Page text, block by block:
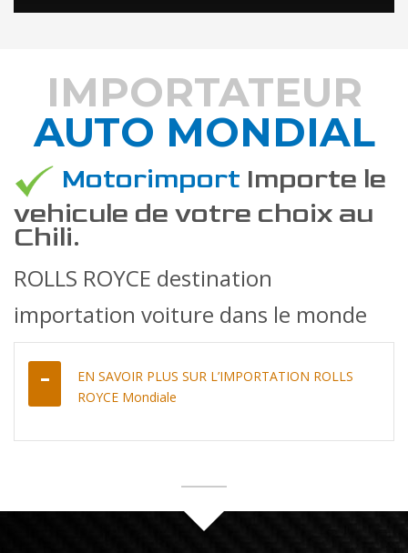
DÉCOUVREZ COMMENT
IMPORTATEUR
AUTO MONDIAL
Motorimport Importe le
vehicule de votre choix au
Chili.
ROLLS ROYCE destination
importation voiture dans le monde
EN SAVOIR PLUS SUR L’IMPORTATION ROLLS
ROYCE Mondiale